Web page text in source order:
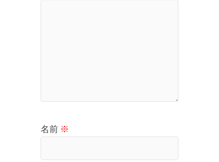
名前 ※